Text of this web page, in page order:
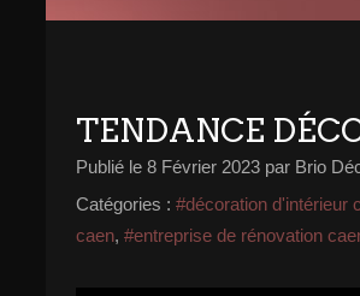
TENDANCE
Publié le 8 Février 2023 par Brio
Catégories : #décoration d'intérieur
caen, #entreprise de rénovation